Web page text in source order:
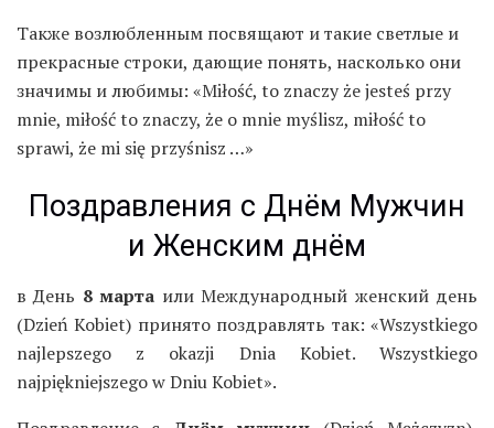
Также возлюбленным посвящают и такие светлые и
прекрасные строки, дающие понять, насколько они
значимы и любимы: «Miłość, to znaczy że jesteś przy
mnie, miłość to znaczy, że o mnie myślisz, miłość to
sprawi, że mi się przyśnisz …»
Поздравления с Днём Мужчин
и Женским днём
в День 8 марта или Международный женский день
(Dzień Kobiet) принято поздравлять так: «Wszystkiego
najlepszego z okazji Dnia Kobiet. Wszystkiego
najpiękniejszego w Dniu Kobiet».